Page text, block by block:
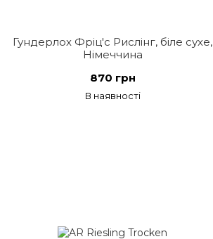
Гундерлох Фріц'с Рислінг, біле сухе,
Німеччина
870 грн
В наявності